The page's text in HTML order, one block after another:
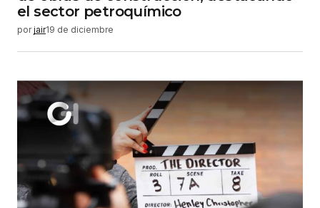
el sector petroquímico
por jair19 de diciembre